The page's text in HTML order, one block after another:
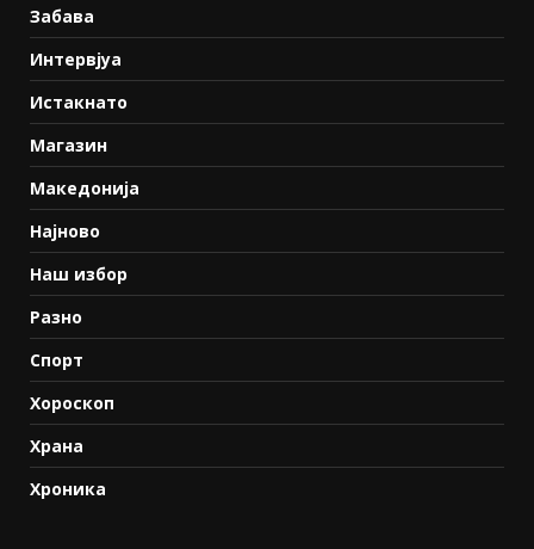
Забава
Интервјуа
Истакнато
Магазин
Македонија
Најново
Наш избор
Разно
Спорт
Хороскоп
Храна
Хроника